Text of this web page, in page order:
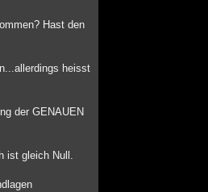
Hast den
heisst
der GENAUEN
ist gleich Null.